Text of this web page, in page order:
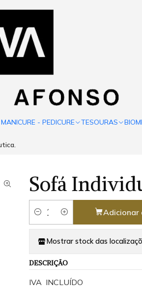
MANICURE - PEDICURE TESOURAS
Sofá
Quantidade
Adicionar
Mostrar stock das
DESCRIÇÃO
IVA INCLUÍDO